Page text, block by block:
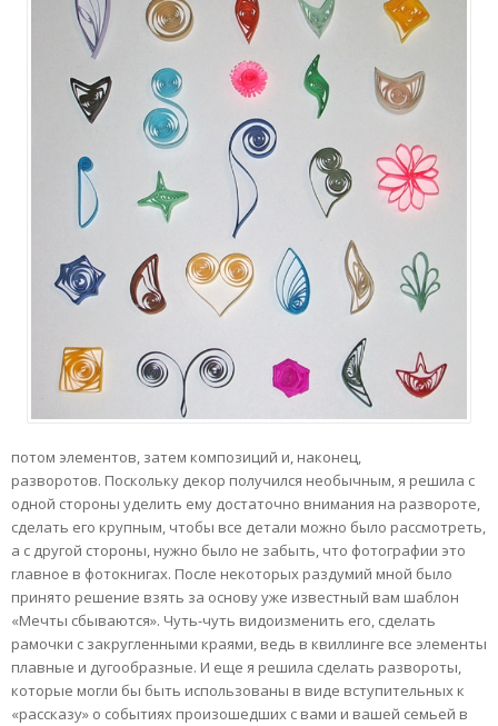
потом элементов, затем композиций и, наконец,
разворотов. Поскольку декор получился необычным, я решила с
одной стороны уделить ему достаточно внимания на развороте,
сделать его крупным, чтобы все детали можно было рассмотреть,
а с другой стороны, нужно было не забыть, что фотографии это
главное в фотокнигах. После некоторых раздумий мной было
принято решение взять за основу уже известный вам шаблон
«Мечты сбываются». Чуть-чуть видоизменить его, сделать
рамочки с закругленными краями, ведь в квиллинге все элементы
плавные и дугообразные. И еще я решила сделать развороты,
которые могли бы быть использованы в виде вступительных к
«рассказу» о событиях произошедших с вами и вашей семьей в